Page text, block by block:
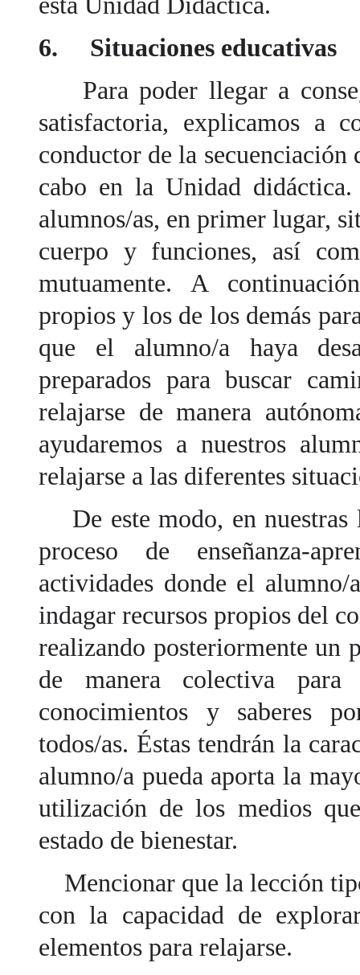
6. Situaciones educativas
Para poder llegar a
satisfactoria, explicamos a
conductor de la secuenciación
cabo en la Unidad
alumnos/as, en primer lugar,
cuerpo y funciones, así
mutuamente. A
propios y los de los demás
que el alumno/a haya
preparados para buscar
relajarse de manera
ayudaremos a nuestros
relajarse a las diferentes
De este modo, en nuestras
proceso de enseñanza-
actividades donde el
indagar recursos propios del
realizando posteriormente un
de manera colectiva
conocimientos y saberes
todos/as. Éstas tendrán la
alumno/a pueda aporta la
utilización de los medios
estado de bienestar.
Mencionar que la lección
con la capacidad de
elementos para relajarse.